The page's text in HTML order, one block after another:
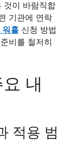
것이 바람직합
기관에 연락
워홀 신청 방법
비를 철저히
내
적용 범